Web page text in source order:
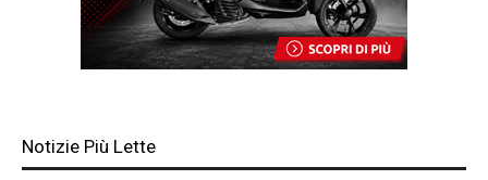
Notizie Più Lette